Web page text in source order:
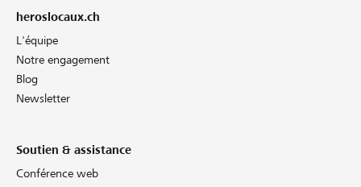
heroslocaux.ch
L'équipe
Notre engagement
Blog
Newsletter
Soutien & assistance
Conférence web